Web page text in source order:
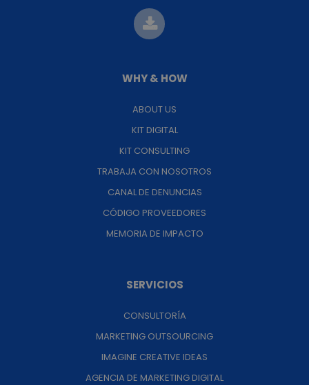
WHY & HOW
ABOUT US
KIT DIGITAL
KIT CONSULTING
TRABAJA CON NOSOTROS
CANAL DE DENUNCIAS
CÓDIGO PROVEEDORES
MEMORIA DE IMPACTO
SERVICIOS
CONSULTORÍA
MARKETING OUTSOURCING
IMAGINE CREATIVE IDEAS
AGENCIA DE MARKETING DIGITAL